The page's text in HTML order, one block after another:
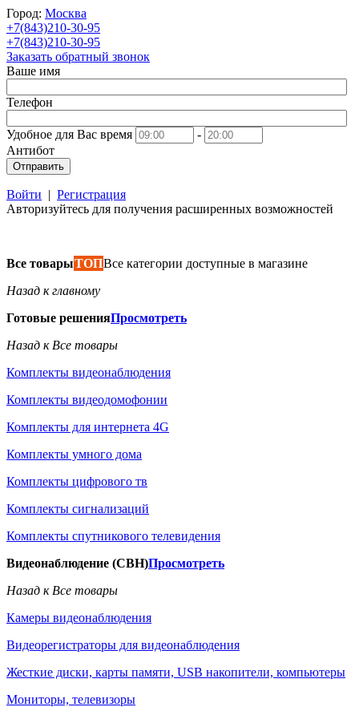
Город: Москва
+7(843)210-30-95
+7(843)210-30-95
Заказать обратный звонок
Ваше имя
Телефон
Удобное для Вас время
-
Антибот
Отправить
Войти | Регистрация
Авторизуйтесь для получения расширенных возможностей
Все товарыТОПВсе категории доступные в магазине
Назад к главному
Готовые решенияПросмотреть
Назад к Все товары
Комплекты видеонаблюдения
Комплекты видеодомофонии
Комплекты для интернета 4G
Комплекты умного дома
Комплекты цифрового тв
Комплекты сигнализаций
Комплекты спутникового телевидения
Видеонаблюдение (СВН)Просмотреть
Назад к Все товары
Камеры видеонаблюдения
Видеорегистраторы для видеонаблюдения
Жесткие диски, карты памяти, USB накопители, компьютеры
Мониторы, телевизоры